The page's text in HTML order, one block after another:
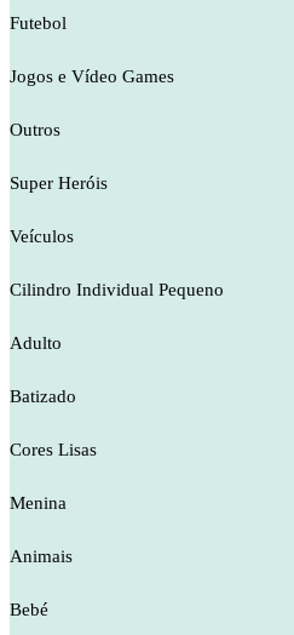
Futebol
Jogos e Vídeo Games
Outros
Super Heróis
Veículos
Cilindro Individual Pequeno
Adulto
Batizado
Cores Lisas
Menina
Animais
Bebé